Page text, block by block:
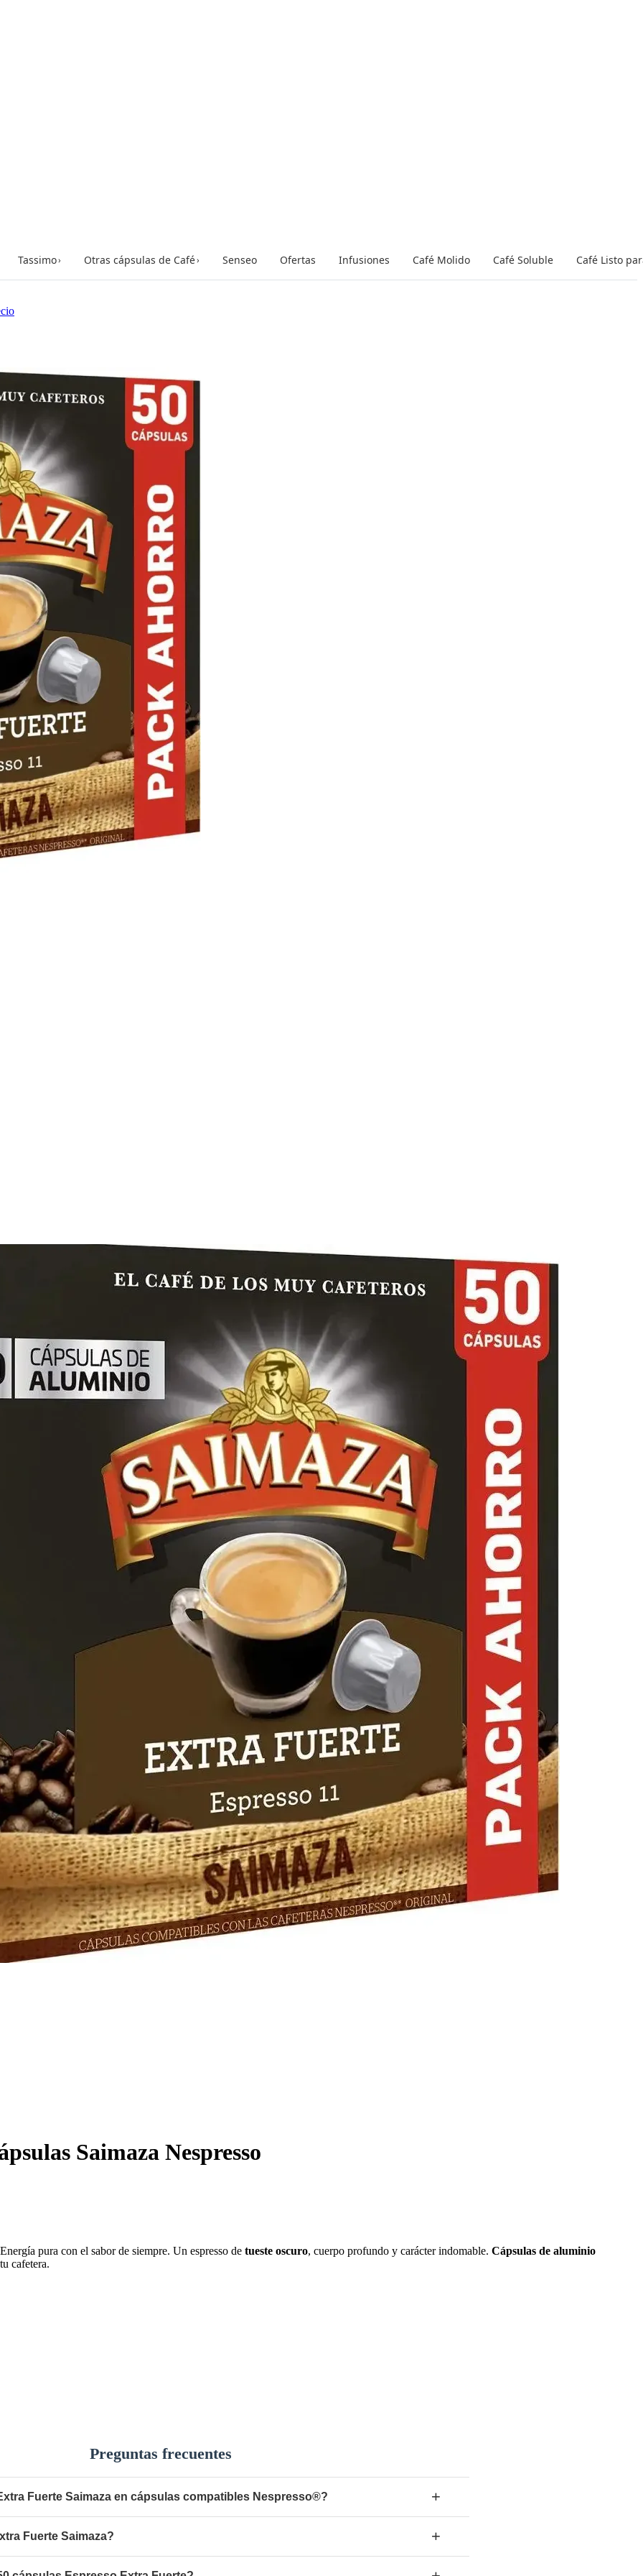
Tassimo› Otras cápsulas de Café› Senseo Ofertas Infusiones Café Molido Café Soluble Café Listo
Saimaza Nespresso
pura con el sabor de siempre. Un espresso de tueste oscuro, cuerpo profundo y carácter indomable. Cápsulas de aluminio
cafetera.
Preguntas frecuentes
Fuerte Saimaza en cápsulas compatibles Nespresso®? +
Fuerte Saimaza? +